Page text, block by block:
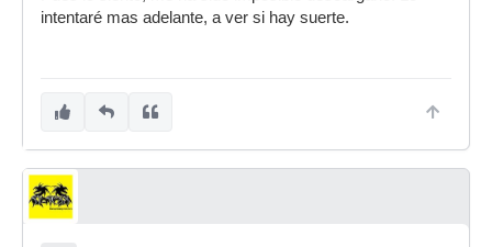
intentaré mas adelante, a ver si hay suerte.